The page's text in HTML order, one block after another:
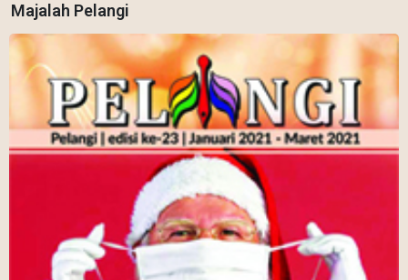
Majalah Pelangi